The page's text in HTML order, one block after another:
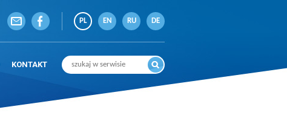
PL EN RU DE
KONTAKT